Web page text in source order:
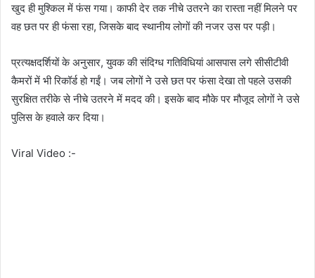
खुद ही मुश्किल में फंस गया। काफी देर तक नीचे उतरने का रास्ता नहीं मिलने पर
वह छत पर ही फंसा रहा, जिसके बाद स्थानीय लोगों की नजर उस पर पड़ी।
प्रत्यक्षदर्शियों के अनुसार, युवक की संदिग्ध गतिविधियां आसपास लगे सीसीटीवी
कैमरों में भी रिकॉर्ड हो गईं। जब लोगों ने उसे छत पर फंसा देखा तो पहले उसकी
सुरक्षित तरीके से नीचे उतरने में मदद की। इसके बाद मौके पर मौजूद लोगों ने उसे
पुलिस के हवाले कर दिया।
Viral Video :-